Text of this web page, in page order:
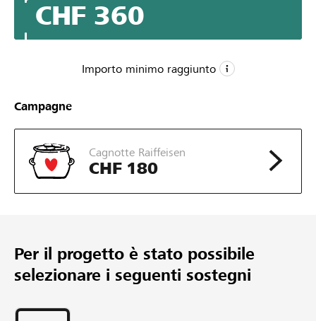
CHF 360
Importo minimo raggiunto
CHF 5
CHF 300
Importo desiderato
Sostegni
Campagne
Cagnotte Raiffeisen
CHF 180
Per il progetto è stato possibile
selezionare i seguenti sostegni